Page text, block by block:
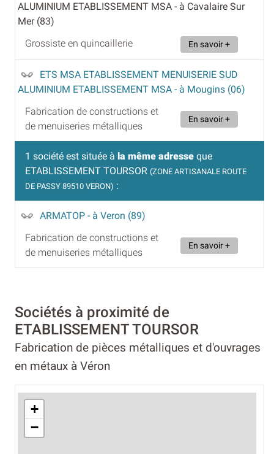
ALUMINIUM ETABLISSEMENT MSA - à Cavalaire Sur
Mer (83)
Grossiste en quincaillerie
En savoir +
ETS MSA ETABLISSEMENT MENUISERIE SUD
ALUMINIUM ETABLISSEMENT MSA - à Mougins (06)
Fabrication de constructions et
de menuiseries métalliques
En savoir +
1 société est située à la même adresse que
ETABLISSEMENT TOURSOR (ZONE ARTISANALE ROUTE
DE PASSY 89510 VERON) :
ARMATOP - à Veron (89)
Fabrication de constructions et
de menuiseries métalliques
En savoir +
Sociétés à proximité de
ETABLISSEMENT TOURSOR
Fabrication de pièces métalliques et d'ouvrages
en métaux à Véron
+
−